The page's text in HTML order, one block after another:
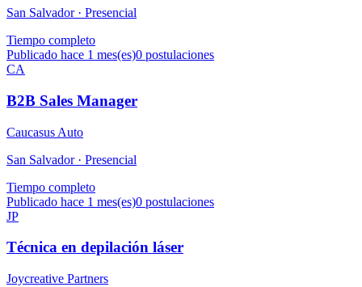
San Salvador · Presencial
Tiempo completo
Publicado hace 1 mes(es)0 postulaciones
CA
B2B Sales Manager
Caucasus Auto
San Salvador · Presencial
Tiempo completo
Publicado hace 1 mes(es)0 postulaciones
JP
Técnica en depilación láser
Joycreative Partners